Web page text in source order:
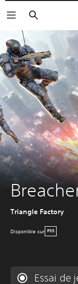
Rechercher
Triangle Factory
Disponible sur PS5
Essai de